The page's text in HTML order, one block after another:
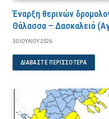
Έναρξη θερινών
Θάλασσα – Δασκαλειό
30 ΙΟΥΛΊΟΥ 2026
ΔΙΑΒΆΣΤΕ ΠΕΡΙΣΣΌΤΕΡΑ